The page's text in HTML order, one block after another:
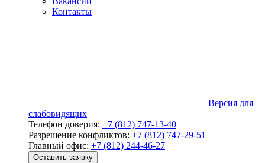
Контакты
Версия для
слабовидящих
Телефон доверия: +7 (812) 747-13-40
Разрешение конфликтов: +7 (812) 747-29-51
Главный офис: +7 (812) 244-46-27
Оставить заявку